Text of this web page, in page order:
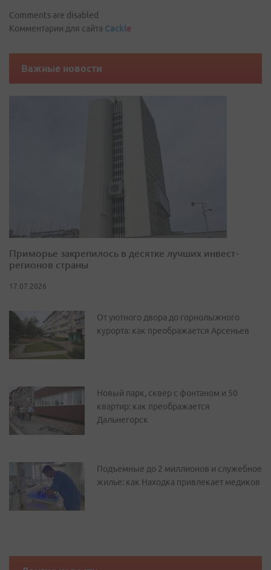
Comments are disabled
Комментарии для сайта Cackle
Важные новости
Приморье закрепилось в десятке лучших инвест-
регионов страны
17.07.2026
От уютного двора до горнолыжного
курорта: как преображается Арсеньев
Новый парк, сквер с фонтаном и 50
квартир: как преображается
Дальнегорск
Подъемные до 2 миллионов и служебное
жилье: как Находка привлекает медиков